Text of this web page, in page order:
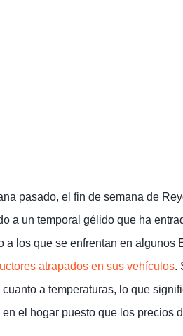
pasado, el fin de semana de
a un temporal gélido que ha
a los que se enfrentan en algunos
atrapados en sus vehículos.
a temperaturas, lo que
en el hogar puesto que los precios